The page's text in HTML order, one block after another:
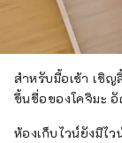
สำหรับมื้อเช้า เชิญ
ขึ้นชื่อของโคจิมะ
ห้องเก็บไวน์ยังมีไว